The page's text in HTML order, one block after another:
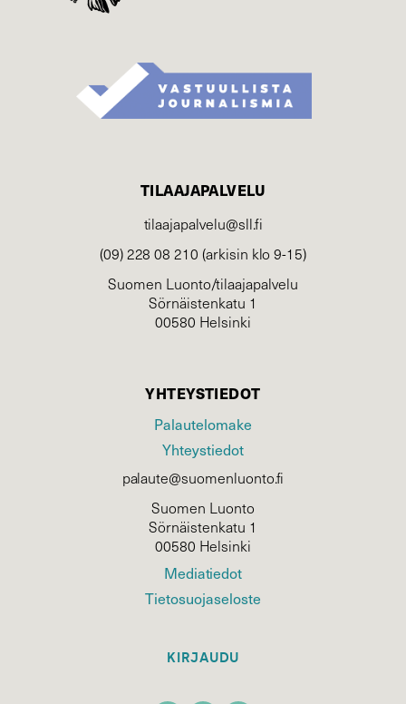
TILAAJAPALVELU
tilaajapalvelu@sll.fi
(09) 228 08 210 (arkisin klo 9-15)
Suomen Luonto/tilaajapalvelu
Sörnäistenkatu 1
00580 Helsinki
YHTEYSTIEDOT
Palautelomake
Yhteystiedot
palaute@suomenluonto.fi
Suomen Luonto
Sörnäistenkatu 1
00580 Helsinki
Mediatiedot
Tietosuojaseloste
KIRJAUDU